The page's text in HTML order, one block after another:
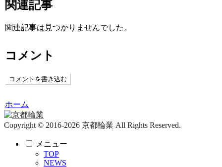
関連記事
関連記事は見つかりませんでした。
コメント
コメントを書き込む
ホーム
Copyright © 2016-2026 京都輪業 All Rights Reserved.
メニュー
TOP
NEWS